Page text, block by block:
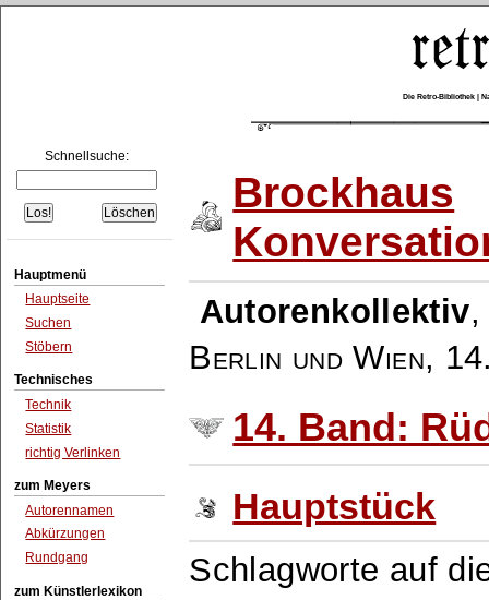
Die Retro-Bibliothek |
Schnellsuche:
Hauptmenü
Hauptseite
Suchen
Stöbern
Technisches
Technik
Statistik
richtig Verlinken
zum Meyers
Autorennamen
Abkürzungen
Rundgang
zum Künstlerlexikon
Brockhaus
Autorenkollektiv
Berlin und Wien,
14. Band:
Hauptstück
Schlagworte auf